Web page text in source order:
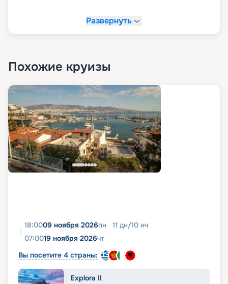
Развернуть
Похожие круизы
18:0009 ноября 2026пн 11 дн/10 нч
07:0019 ноября 2026чт
Вы посетите 4 страны:
Explora II